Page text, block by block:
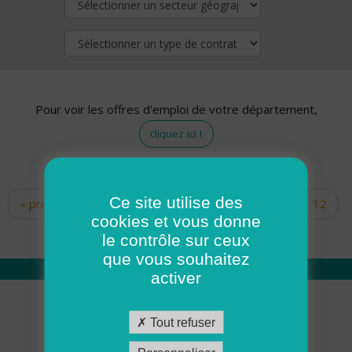
Pour voir les offres d'emploi de votre département,
cliquez ici !
Pages
« premier ‹ précédent … 10
12
14 15 16 17
Qui sommes nous
Académie ADMR
Ce site utilise des
cookies et vous donne
le contrôle sur ceux
que vous souhaitez
activer
Tout refuser